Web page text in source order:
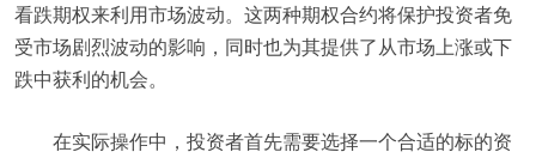
看跌期权来利用市场波动。这两种期权合约将保护投资者免
受市场剧烈波动的影响，同时也为其提供了从市场上涨或下
跌中获利的机会。
在实际操作中，投资者首先需要选择一个合适的标的资